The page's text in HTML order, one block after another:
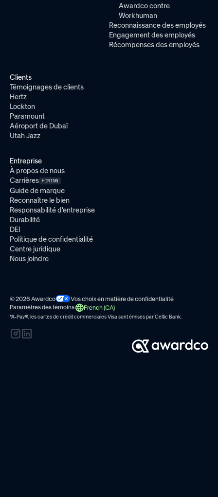
Awardco contre
Workhuman
Reconnaissance des employés
Engagement des employés
Récompenses des employés
Clients
Témoignages de clients
Hertz
Lockton
Paramount
Aéroport de Dubaï
Utah Jazz
Entreprise
À propos de nous
Carrières HIRING
Guide de marque
Reconnaître le bien
Responsabilité d'entreprise
Durabilité
DEI
Politique de confidentialité
Centre juridique
Nous joindre
© 2026 Awardco
Vos choix en matière de confidentialité
Paramètres des témoins
French (CA)
*A-Pay®, les cartes de crédit commerciales Visa sont émises parCeltic Bank.